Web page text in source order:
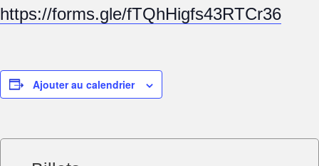
https://forms.gle/fTQhHigfs43RTCr36
Ajouter au calendrier